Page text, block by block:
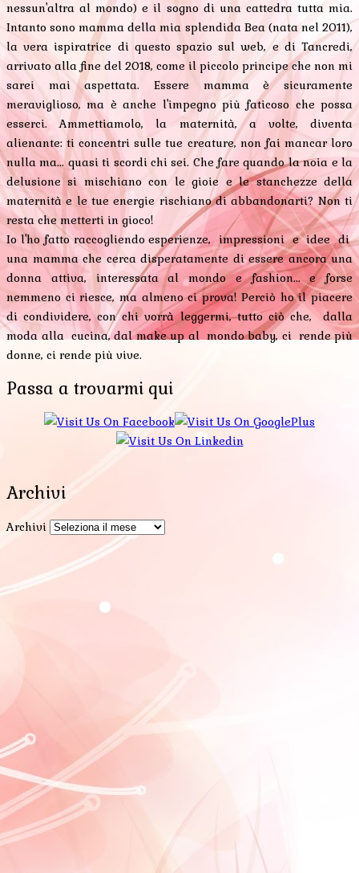
nessun'altra al mondo) e il sogno di una cattedra tutta mia.
Intanto sono mamma della mia splendida Bea (nata nel 2011),
la vera ispiratrice di questo spazio sul web, e di Tancredi,
arrivato alla fine del 2018, come il piccolo principe che non mi
sarei mai aspettata. Essere mamma è sicuramente
meraviglioso, ma è anche l'impegno più faticoso che possa
esserci. Ammettiamolo, la maternità, a volte, diventa
alienante: ti concentri sulle tue creature, non fai mancar loro
nulla ma... quasi ti scordi chi sei. Che fare quando la noia e la
delusione si mischiano con le gioie e le stanchezze della
maternità e le tue energie rischiano di abbandonarti? Non ti
resta che metterti in gioco!
Io l'ho fatto raccogliendo esperienze, impressioni e idee di
una mamma che cerca disperatamente di essere ancora una
donna attiva, interessata al mondo e fashion... e forse
nemmeno ci riesce, ma almeno ci prova! Perciò ho il piacere
di condividere, con chi vorrà leggermi, tutto ciò che, dalla
moda alla cucina, dal make up al mondo baby, ci rende più
donne, ci rende più vive.
Passa a trovarmi qui
Archivi
Archivi